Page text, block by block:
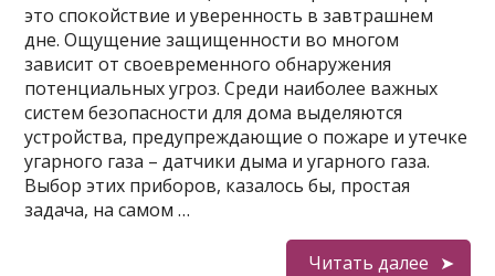
это спокойствие и уверенность в завтрашнем
дне. Ощущение защищенности во многом
зависит от своевременного обнаружения
потенциальных угроз. Среди наиболее важных
систем безопасности для дома выделяются
устройства, предупреждающие о пожаре и утечке
угарного газа – датчики дыма и угарного газа.
Выбор этих приборов, казалось бы, простая
задача, на самом …
Читать далее